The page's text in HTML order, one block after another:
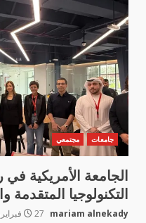
جامعات مجتمعي
الجامعة الأمريكية
التكنولوجيا المتقدمة
mariam alnekady 27 فبراير، 2026